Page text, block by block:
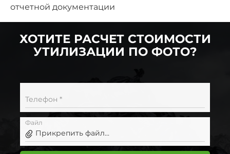
отчетной документации
ХОТИТЕ РАСЧЕТ СТОИМОСТИ
УТИЛИЗАЦИИ ПО ФОТО?
Телефон *
Файл
Прикрепить файл...